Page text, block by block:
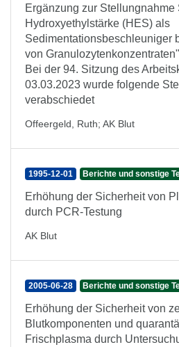
Ergänzung zur Stellungnahme
Hydroxyethylstärke (HES) als
Sedimentationsbeschleuniger
von Granulozytenkonzentraten"
Bei der 94. Sitzung des
03.03.2023 wurde folgende
verabschiedet
Offeergeld, Ruth; AK Blut
1995-12-01 Berichte und sonstige
Erhöhung der Sicherheit von
durch PCR-Testung
AK Blut
2005-06-28 Berichte und sonstige
Erhöhung der Sicherheit von
Blutkomponenten und
Frischplasma durch